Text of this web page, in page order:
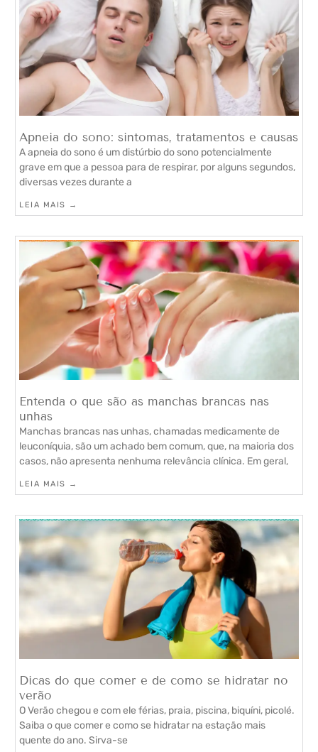
Apneia do sono: sintomas, tratamentos e causas
A apneia do sono é um distúrbio do sono potencialmente
grave em que a pessoa para de respirar, por alguns segundos,
diversas vezes durante a
LEIA MAIS →
Entenda o que são as manchas brancas nas
unhas
Manchas brancas nas unhas, chamadas medicamente de
leuconíquia, são um achado bem comum, que, na maioria dos
casos, não apresenta nenhuma relevância clínica. Em geral,
LEIA MAIS →
Dicas do que comer e de como se hidratar no
verão
O Verão chegou e com ele férias, praia, piscina, biquíni, picolé.
Saiba o que comer e como se hidratar na estação mais
quente do ano. Sirva-se